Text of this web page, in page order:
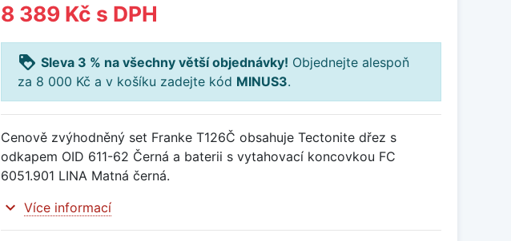
8 389 Kč s DPH
loyalty Sleva 3 % na všechny větší objednávky! Objednejte alespoň
za 8 000 Kč a v košíku zadejte kód MINUS3.
Cenově zvýhodněný set Franke T126Č obsahuje Tectonite dřez s
odkapem OID 611-62 Černá a baterii s vytahovací koncovkou FC
6051.901 LINA Matná černá.
expand_more Více informací